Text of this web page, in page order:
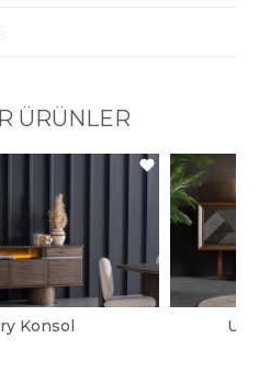
ÜRÜNLER
Konsol